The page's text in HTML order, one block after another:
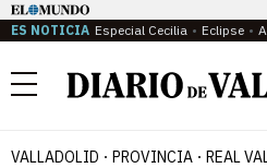
ES NOTICIA Especial Cecilia Eclipse
Menú
VALLADOLID PROVINCIA REAL